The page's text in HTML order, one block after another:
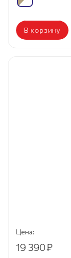
В корзину
Цена:
19 390₽